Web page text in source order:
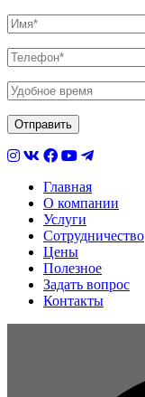
Главная
О компании
Услуги
Сотрудничество
Цены
Полезное
Задать вопрос
Контакты